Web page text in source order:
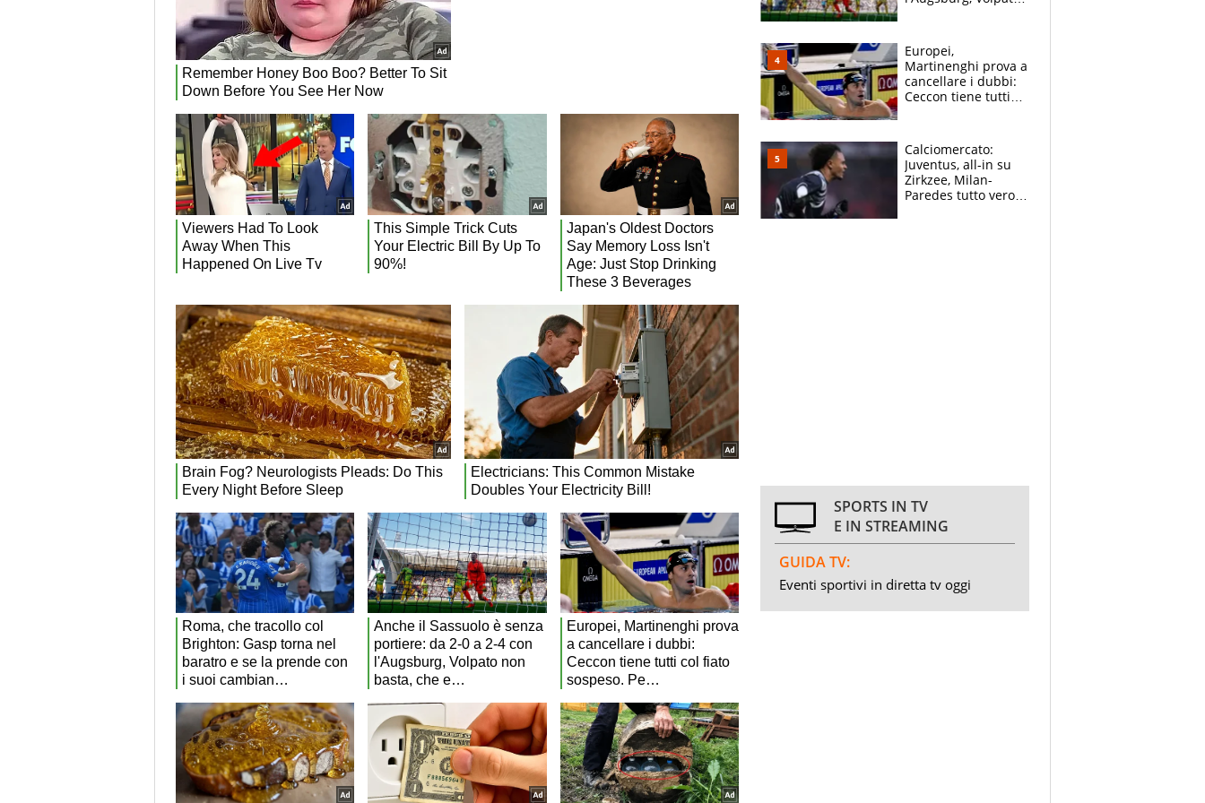
Europei,
Martinenghi prova a
cancellare i dubbi:
Ceccon tiene tutti
Curtis
Calciomercato:
Juventus, all-in su
Zirkzee, Milan-
Paredes tutto vero,
SPORTS IN TV
E IN STREAMING
GUIDA TV:
Eventi sportivi in diretta tv oggi